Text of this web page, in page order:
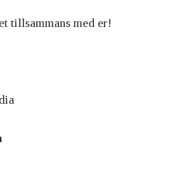
tillsammans med er!